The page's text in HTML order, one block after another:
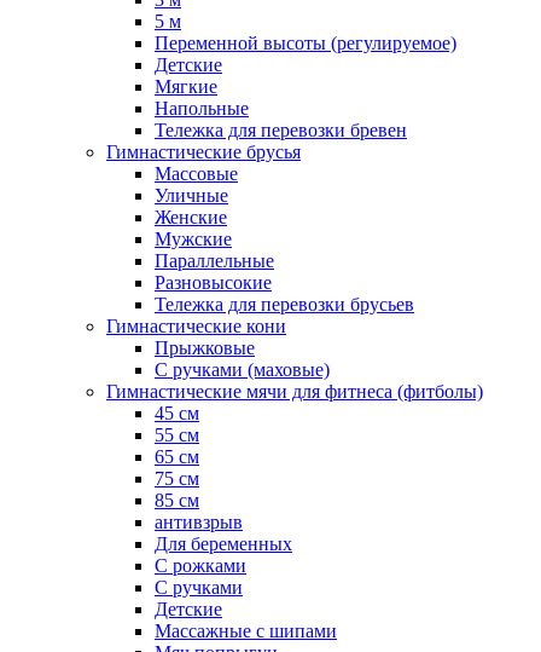
5 м
Переменной высоты (регулируемое)
Детские
Мягкие
Напольные
Тележка для перевозки бревен
Гимнастические брусья
Массовые
Уличные
Женские
Мужские
Параллельные
Разновысокие
Тележка для перевозки брусьев
Гимнастические кони
Прыжковые
С ручками (маховые)
Гимнастические мячи для фитнеса (фитболы)
45 см
55 см
65 см
75 см
85 см
антивзрыв
Для беременных
С рожками
С ручками
Детские
Массажные с шипами